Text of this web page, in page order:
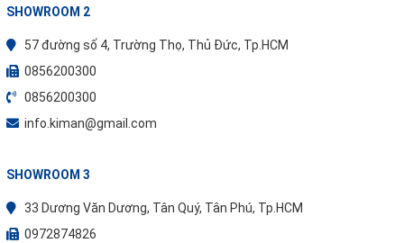
SHOWROOM 2
57 đường số 4, Trường Thọ, Thủ Đức, Tp.HCM
0856200300
0856200300
info.kiman@gmail.com
SHOWROOM 3
33 Dương Văn Dương, Tân Quý, Tân Phú, Tp.HCM
0972874826